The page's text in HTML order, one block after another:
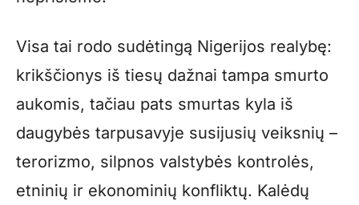
Visa tai rodo sudėtingą Nigerijos realybę:
krikščionys iš tiesų dažnai tampa smurto
aukomis, tačiau pats smurtas kyla iš
daugybės tarpusavyje susijusių veiksnių –
terorizmo, silpnos valstybės kontrolės,
etninių ir ekonominių konfliktų. Kalėdų